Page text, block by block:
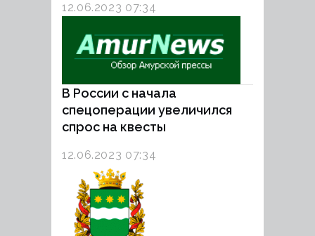
12.06.2023 07:34
В России с начала
спецоперации увеличился
спрос на квесты
12.06.2023 07:34